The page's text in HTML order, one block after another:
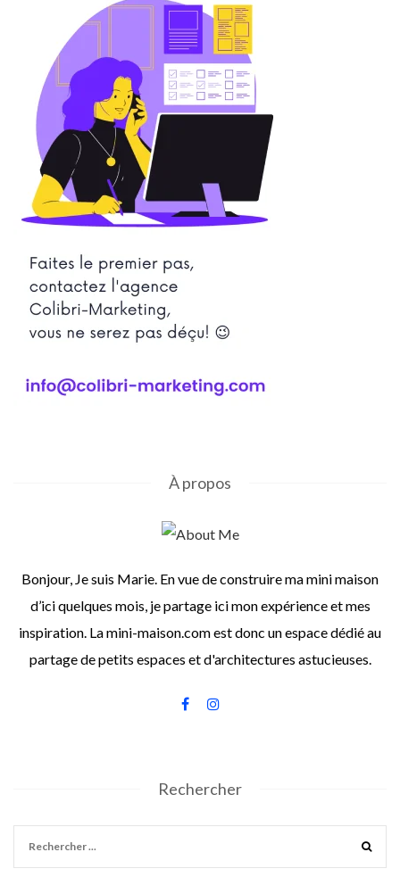
À propos
Bonjour, Je suis Marie. En vue de construire ma mini maison
d’ici quelques mois, je partage ici mon expérience et mes
inspiration. La mini-maison.com est donc un espace dédié au
partage de petits espaces et d'architectures astucieuses.
Rechercher